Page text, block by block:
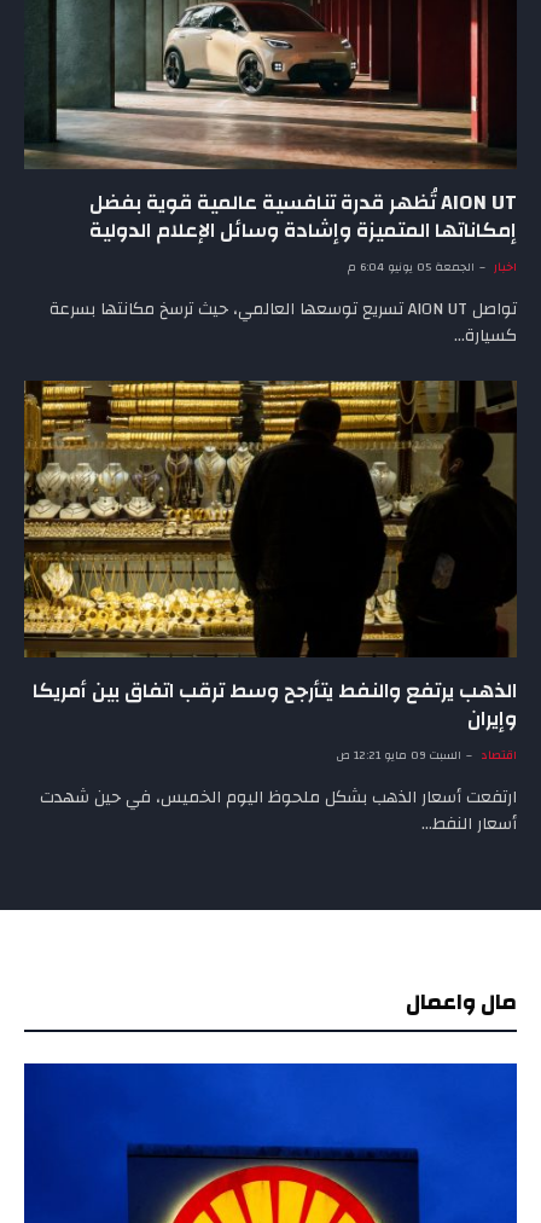
AION UT تُظهر قدرة تنافسية عالمية قوية بفضل
إمكاناتها المتميزة وإشادة وسائل الإعلام الدولية
اخبار الجمعة 05 يونيو 6:04 م
تواصل AION UT تسريع توسعها العالمي، حيث ترسخ مكانتها بسرعة
كسيارة…
الذهب يرتفع والنفط يتأرجح وسط ترقب اتفاق بين أمريكا
وإيران
اقتصاد السبت 09 مايو 12:21 ص
ارتفعت أسعار الذهب بشكل ملحوظ اليوم الخميس، في حين شهدت
أسعار النفط…
مال واعمال